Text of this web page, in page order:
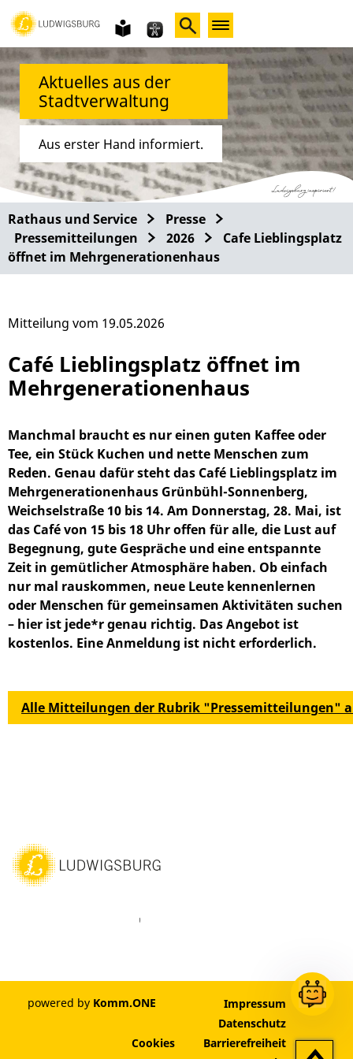
Gebärdensprache
leichte
Sprache
Aktuelles aus der
Stadtverwaltung
Aus erster Hand informiert.
Rathaus und Service
Presse
Pressemitteilungen
2026
Cafe Lieblingsplatz
öffnet im Mehrgenerationenhaus
Café Lieblingsplatz öffnet im
Mehrgenerationenhaus
Manchmal braucht es nur einen guten Kaffee oder
Tee, ein Stück Kuchen und nette Menschen zum
Reden. Genau dafür steht das Café Lieblingsplatz im
Mehrgenerationenhaus Grünbühl-Sonnenberg,
Weichselstraße 10 bis 14. Am Donnerstag, 28. Mai, ist
das Café von 15 bis 18 Uhr offen für alle, die Lust auf
Begegnung, gute Gespräche und eine entspannte
Zeit in gemütlicher Atmosphäre haben. Ob einfach
nur mal rauskommen, neue Leute kennenlernen
oder Menschen für gemeinsamen Aktivitäten suchen
– hier ist jede*r genau richtig. Das Angebot ist
kostenlos. Eine Anmeldung ist nicht erforderlich.
Mitteilung vom 19.05.2026
Alle Mitteilungen der Rubrik "Pressemitteilungen"
LinkedIn
powered by Komm.ONE
Impressum
Datenschutz
Cookies
Barrierefreiheit
Zum